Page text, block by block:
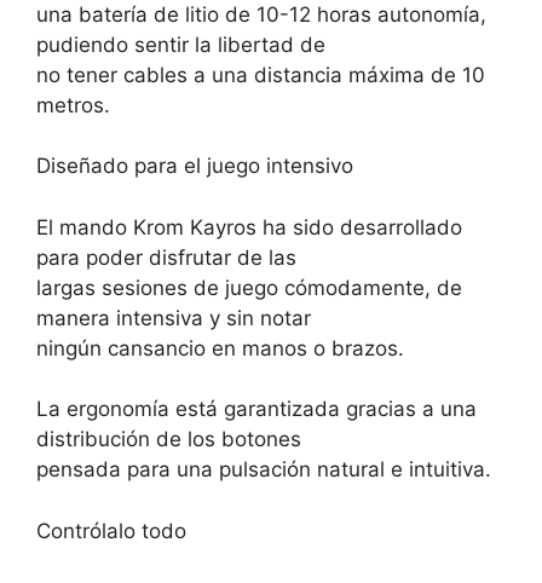
una batería de litio de 10-12 horas autonomía,
pudiendo sentir la libertad de
no tener cables a una distancia máxima de 10
metros.
Diseñado para el juego intensivo
El mando Krom Kayros ha sido desarrollado
para poder disfrutar de las
largas sesiones de juego cómodamente, de
manera intensiva y sin notar
ningún cansancio en manos o brazos.
La ergonomía está garantizada gracias a una
distribución de los botones
pensada para una pulsación natural e intuitiva.
Contrólalo todo